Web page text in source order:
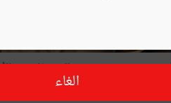
الدوليين: أيّ دور لتونس ؟ " .
الغاء